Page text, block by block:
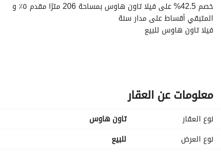
المتبقي أقساط على مدار سنة
فيلا تاون هاوس للبيع
4 غرف نوم رئيسية
5 حمامات
رسيبشن 3 قطع
معلومات عن العقار
نوع العقار
تاون هاوس
نوع العرض
للبيع